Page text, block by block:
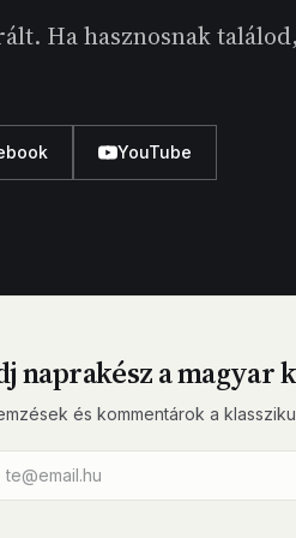
Ha hasznosnak
YouTube
naprakész a magyar
és kommentárok a